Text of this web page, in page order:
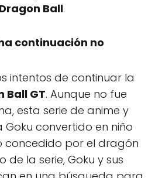
Ball.
continuación no
intentos de continuar la
Ball GT. Aunque no fue
esta serie de anime y
convertido en niño
concedido por el dragón
de la serie, Goku y sus